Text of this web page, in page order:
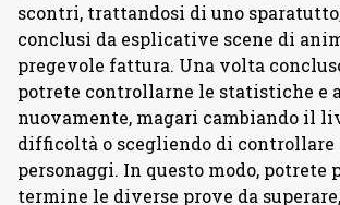
scontri, trattandosi di uno
conclusi da esplicative scene di
pregevole fattura. Una volta
potrete controllarne le statistiche e
nuovamente, magari cambiando il
difficoltà o scegliendo di
personaggi. In questo modo, potrete
termine le diverse prove da